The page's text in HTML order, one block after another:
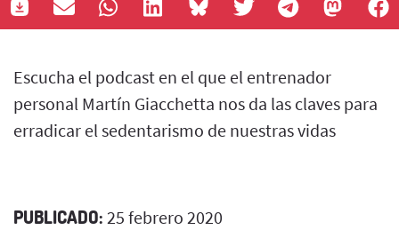
Escucha el podcast en el que el entrenador
personal Martín Giacchetta nos da las claves para
erradicar el sedentarismo de nuestras vidas
PUBLICADO: 25 febrero 2020